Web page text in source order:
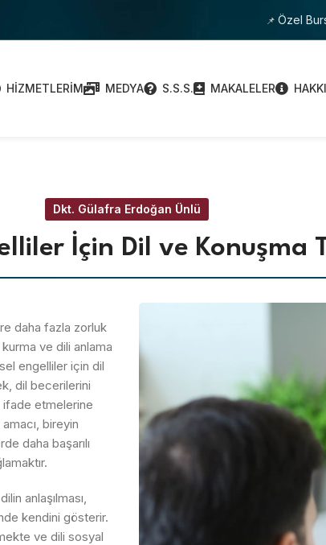
📌 Özel
HIZMETLERIM MEDYA S.S.S. MAKALELER
Dkt. Gülafra Erdoğan Ünlü
İçin Dil ve Konuşma
daha fazla zorluk
ve dili anlama
engelliler için dil
dil becerilerini
ifade etmelerine
bireyin
daha başarılı
anlaşılması,
kendini gösterir.
ve dili sosyal